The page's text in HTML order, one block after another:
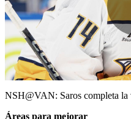
NSH@VAN: Saros completa
Áreas para mejorar